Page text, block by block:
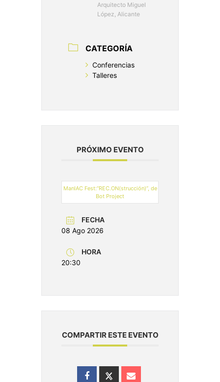
Arquitecto Miguel
López, Alicante
CATEGORÍA
Conferencias
Talleres
PRÓXIMO EVENTO
ManIAC Fest:“REC.ON(strucción)”, de
Bot Project
FECHA
08 Ago 2026
HORA
20:30
COMPARTIR ESTE EVENTO